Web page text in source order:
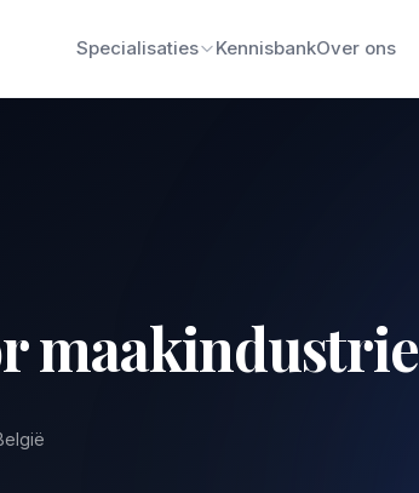
Specialisaties KennisbankOver ons
maakindustrie